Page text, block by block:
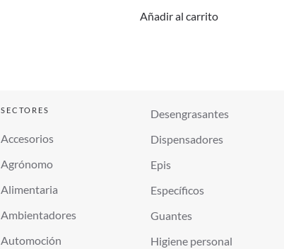
Añadir al carrito
SECTORES
Accesorios
Agrónomo
Alimentaria
Ambientadores
Automoción
Desengrasantes
Dispensadores
Epis
Específicos
Guantes
Higiene personal